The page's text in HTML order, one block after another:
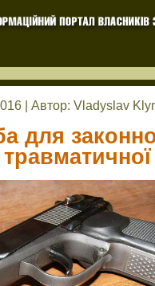
| Автор: Vladyslav
для